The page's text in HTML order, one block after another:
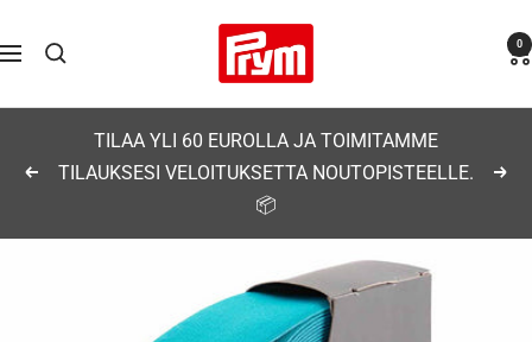
sisältöön
Navigaatio
Prym 0
Edellinen
TILAA YLI 60 EUROLLA JA TOIMITAMME
TILAUKSESI VELOITUKSETTA NOUTOPISTEELLE.
📦